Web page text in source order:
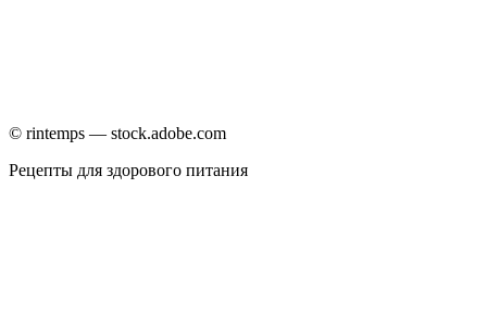
© rintemps — stock.adobe.com
Рецепты для здорового питания